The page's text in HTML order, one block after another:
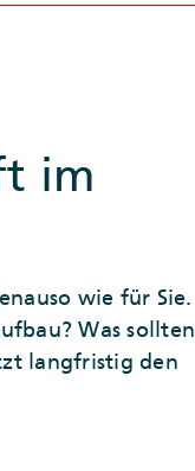
im
wie für Sie.
Was sollten
langfristig den